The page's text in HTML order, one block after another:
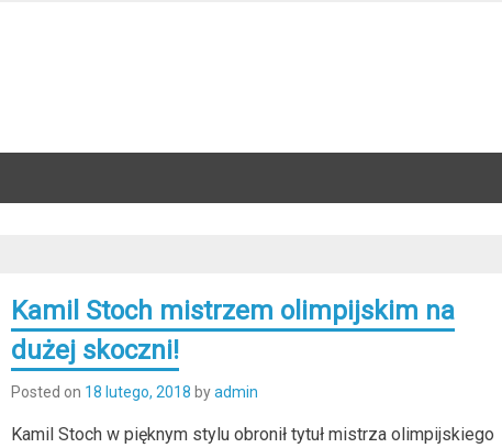
Kamil Stoch mistrzem olimpijskim na
dużej skoczni!
Posted on 18 lutego, 2018 byadmin
Kamil Stoch w pięknym stylu obronił tytuł mistrza olimpijskiego